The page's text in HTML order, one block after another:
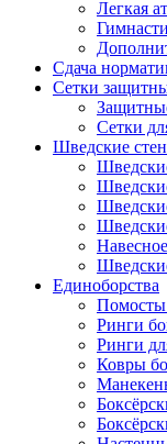
Легкая
Сдача
Сетки
Сетки
Шведские
Единоборства
Помосты
Ринги
Ринги
Ковры